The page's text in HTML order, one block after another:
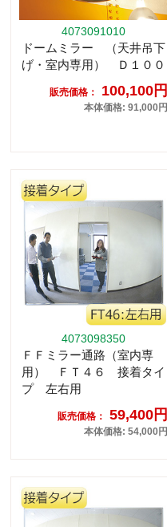
4073091010
ドームミラー （天井吊下
げ・室内専用） Ｄ１００
販売価格： 100,100円
本体価格: 91,000円
4073098350
ＦＦミラー通路（室内専
用） ＦＴ４６ 接着タイ
プ 左右用
販売価格： 59,400円
本体価格: 54,000円